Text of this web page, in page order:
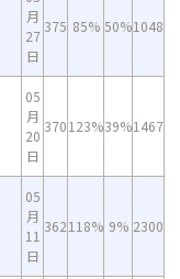
月
27
日
375 85% 50%1048
05
月
20
日
370123%39%1467
05
月
11
日
362118% 9% 2300